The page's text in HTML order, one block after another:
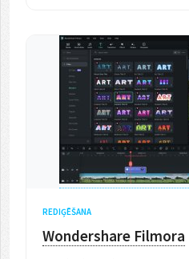
REDIĢĒŠANA
Wondershare Filmora